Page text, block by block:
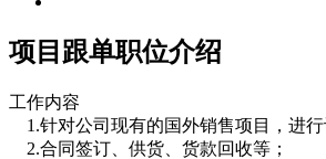
项目跟单职位介绍
工作内容
1.针对公司现有的国外销售项目，进行
2.合同签订、供货、货款回收等；